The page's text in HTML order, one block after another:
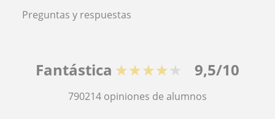
Preguntas y respuestas
Fantástica ★★★★★ 9,5/10
790214 opiniones de alumnos